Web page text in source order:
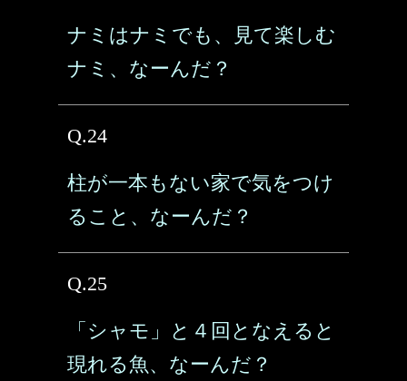
ナミはナミでも、見て楽しむ
ナミ、なーんだ？
Q.24
柱が一本もない家で気をつけ
ること、なーんだ？
Q.25
「シャモ」と４回となえると
現れる魚、なーんだ？